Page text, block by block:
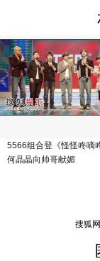
5566组合登《怪怪咚嘀
何晶晶向帅哥献媚